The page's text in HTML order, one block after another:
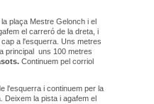
plaça Mestre Gelonch i el
el carreró de la dreta, i
a l'esquerra. Uns metres
principal uns 100 metres
Continuem pel corriol
l'esquerra i continuem per la
Deixem la pista i agafem el